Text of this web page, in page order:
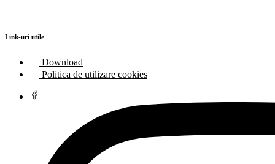
Link-uri utile
Download
Politica de utilizare cookies